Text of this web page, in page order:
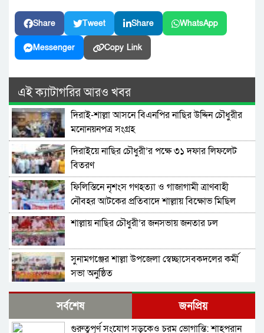
Share Tweet Share WhatsApp
Messenger Copy Link
এই ক্যাটাগরির আরও খবর
দিরাই-শাল্লা আসনে বিএনপির নাছির উদ্দিন চৌধুরীর
মনোনয়নপত্র সংগ্রহ
দিরাইয়ে নাছির চৌধুরী’র পক্ষে ৩১ দফার লিফলেট
বিতরণ
ফিলিস্তিনে নৃশংস গণহত্যা ও গাজাগামী ত্রাণবাহী
নৌবহর আটকের প্রতিবাদে শাল্লায় বিক্ষোভ মিছিল
শাল্লায় নাছির চৌধুরী’র জনসভায় জনতার ঢল
সুনামগঞ্জের শাল্লা উপজেলা স্বেচ্ছাসেবকদলের কর্মী
সভা অনুষ্ঠিত
দিরাইয়ে মাওলানা মুশতাক গাজীনগরীর হত্যার
প্রতিবাদে বিক্ষোভ মিছিল ও সমাবেশ অনুষ্ঠিত
সর্বশেষ জনপ্রিয়
গুরুত্বপূর্ণ সংযোগ সড়কেও চরম ভোগান্তি: শাহপরান